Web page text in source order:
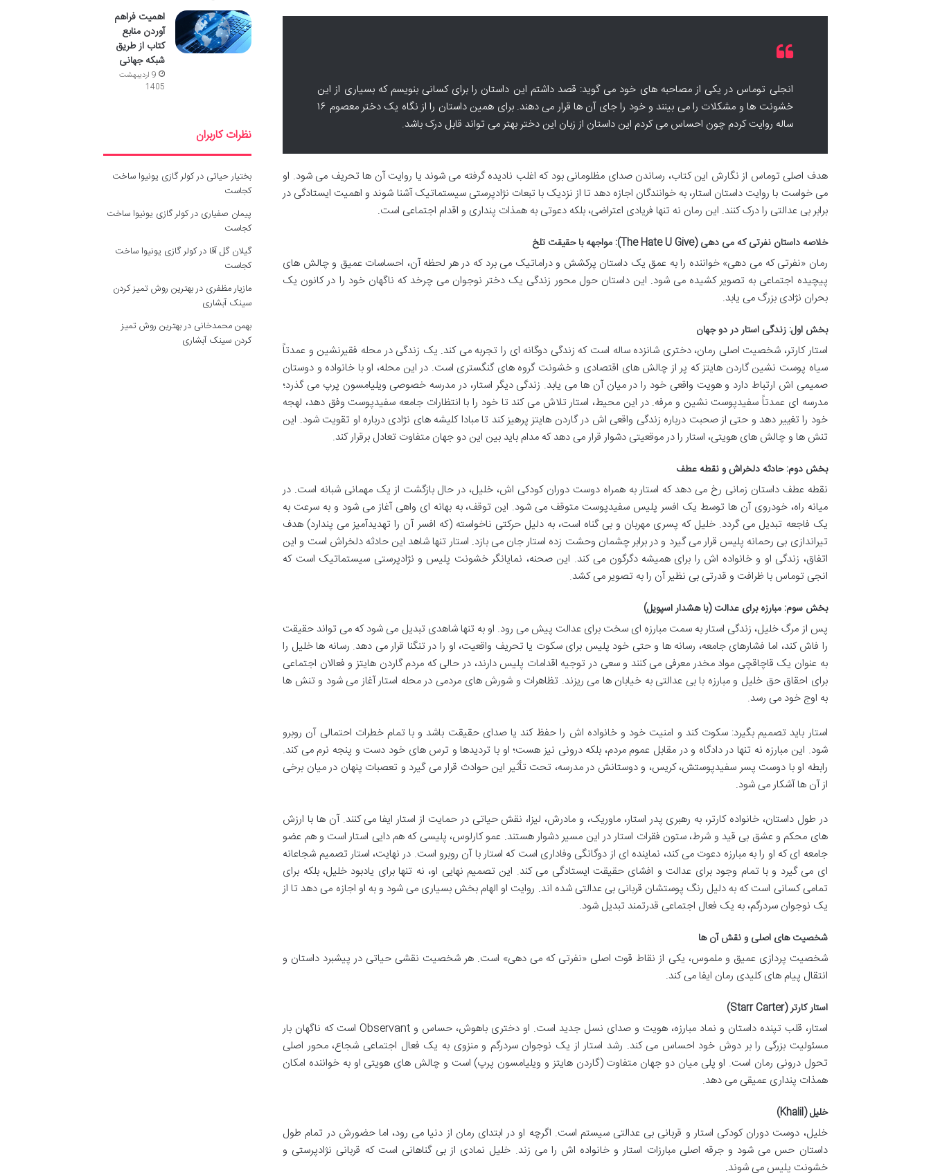
انجلی توماس در یکی از مصاحبه های خود می گوید: قصد داشتم این داستان را برای کسانی بنویسم که بسیاری از این
خشونت ها و مشکلات را می بینند و خود را جای آن ها قرار می دهند. برای همین داستان را از نگاه یک دختر معصوم ۱۶
ساله روایت کردم چون احساس می کردم این داستان از زبان این دختر بهتر می تواند قابل درک باشد.
هدف اصلی توماس از نگارش این کتاب، رساندن صدای مظلومانی بود که اغلب نادیده گرفته می شوند یا روایت آن ها تحریف می شود. او
می خواست با روایت داستان استار، به خوانندگان اجازه دهد تا از نزدیک با تبعات نژادپرستی سیستماتیک آشنا شوند و اهمیت ایستادگی در
برابر بی عدالتی را درک کنند. این رمان نه تنها فریادی اعتراضی، بلکه دعوتی به همذات پنداری و اقدام اجتماعی است.
خلاصه داستان نفرتی که می دهی (The Hate U Give): مواجهه با حقیقت تلخ
رمان «نفرتی که می دهی» خواننده را به عمق یک داستان پرکشش و دراماتیک می برد که در هر لحظه آن، احساسات عمیق و چالش های
پیچیده اجتماعی به تصویر کشیده می شود. این داستان حول محور زندگی یک دختر نوجوان می چرخد که ناگهان خود را در کانون یک
بحران نژادی بزرگ می یابد.
بخش اول: زندگی استار در دو جهان
استار کارتر، شخصیت اصلی رمان، دختری شانزده ساله است که زندگی دوگانه ای را تجربه می کند. یک زندگی در محله فقیرنشین و عمدتاً
سیاه پوست نشین گاردن هایتز که پر از چالش های اقتصادی و خشونت گروه های گنگستری است. در این محله، او با خانواده و دوستان
صمیمی اش ارتباط دارد و هویت واقعی خود را در میان آن ها می یابد. زندگی دیگر استار، در مدرسه خصوصی ویلیامسون پرپ می گذرد؛
مدرسه ای عمدتاً سفیدپوست نشین و مرفه. در این محیط، استار تلاش می کند تا خود را با انتظارات جامعه سفیدپوست وفق دهد، لهجه
خود را تغییر دهد و حتی از صحبت درباره زندگی واقعی اش در گاردن هایتز پرهیز کند تا مبادا کلیشه های نژادی درباره او تقویت شود. این
تنش ها و چالش های هویتی، استار را در موقعیتی دشوار قرار می دهد که مدام باید بین این دو جهان متفاوت تعادل برقرار کند.
بخش دوم: حادثه دلخراش و نقطه عطف
نقطه عطف داستان زمانی رخ می دهد که استار به همراه دوست دوران کودکی اش، خلیل، در حال بازگشت از یک مهمانی شبانه است. در
میانه راه، خودروی آن ها توسط یک افسر پلیس سفیدپوست متوقف می شود. این توقف، به بهانه ای واهی آغاز می شود و به سرعت به
یک فاجعه تبدیل می گردد. خلیل که پسری مهربان و بی گناه است، به دلیل حرکتی ناخواسته (که افسر آن را تهدیدآمیز می پندارد) هدف
تیراندازی بی رحمانه پلیس قرار می گیرد و در برابر چشمان وحشت زده استار جان می بازد. استار تنها شاهد این حادثه دلخراش است و این
اتفاق، زندگی او و خانواده اش را برای همیشه دگرگون می کند. این صحنه، نمایانگر خشونت پلیس و نژادپرستی سیستماتیک است که
انجی توماس با ظرافت و قدرتی بی نظیر آن را به تصویر می کشد.
بخش سوم: مبارزه برای عدالت (با هشدار اسپویل)
پس از مرگ خلیل، زندگی استار به سمت مبارزه ای سخت برای عدالت پیش می رود. او به تنها شاهدی تبدیل می شود که می تواند حقیقت
را فاش کند، اما فشارهای جامعه، رسانه ها و حتی خود پلیس برای سکوت یا تحریف واقعیت، او را در تنگنا قرار می دهد. رسانه ها خلیل را
به عنوان یک قاچاقچی مواد مخدر معرفی می کنند و سعی در توجیه اقدامات پلیس دارند، در حالی که مردم گاردن هایتز و فعالان اجتماعی
برای احقاق حق خلیل و مبارزه با بی عدالتی به خیابان ها می ریزند. تظاهرات و شورش های مردمی در محله استار آغاز می شود و تنش ها
به اوج خود می رسد.
استار باید تصمیم بگیرد: سکوت کند و امنیت خود و خانواده اش را حفظ کند یا صدای حقیقت باشد و با تمام خطرات احتمالی آن روبرو
شود. این مبارزه نه تنها در دادگاه و در مقابل عموم مردم، بلکه درونی نیز هست؛ او با تردیدها و ترس های خود دست و پنجه نرم می کند.
رابطه او با دوست پسر سفیدپوستش، کریس، و دوستانش در مدرسه، تحت تأثیر این حوادث قرار می گیرد و تعصبات پنهان در میان برخی
از آن ها آشکار می شود.
در طول داستان، خانواده کارتر، به رهبری پدر استار، ماوریک، و مادرش، لیزا، نقش حیاتی در حمایت از استار ایفا می کنند. آن ها با ارزش
های محکم و عشق بی قید و شرط، ستون فقرات استار در این مسیر دشوار هستند. عمو کارلوس، پلیسی که هم دایی استار است و هم عضو
جامعه ای که او را به مبارزه دعوت می کند، نماینده ای از دوگانگی وفاداری است که استار با آن روبرو است. در نهایت، استار تصمیم شجاعانه
ای می گیرد و با تمام وجود برای عدالت و افشای حقیقت ایستادگی می کند. این تصمیم نهایی او، نه تنها برای یادبود خلیل، بلکه برای
تمامی کسانی است که به دلیل رنگ پوستشان قربانی بی عدالتی شده اند. روایت او الهام بخش بسیاری می شود و به او اجازه می دهد تا از
یک نوجوان سردرگم، به یک فعال اجتماعی قدرتمند تبدیل شود.
شخصیت های اصلی و نقش آن ها
شخصیت پردازی عمیق و ملموس، یکی از نقاط قوت اصلی «نفرتی که می دهی» است. هر شخصیت نقشی حیاتی در پیشبرد داستان و
انتقال پیام های کلیدی رمان ایفا می کند.
استار کارتر (Starr Carter)
استار، قلب تپنده داستان و نماد مبارزه، هویت و صدای نسل جدید است. او دختری باهوش، حساس و Observant است که ناگهان بار
مسئولیت بزرگی را بر دوش خود احساس می کند. رشد استار از یک نوجوان سردرگم و منزوی به یک فعال اجتماعی شجاع، محور اصلی
تحول درونی رمان است. او پلی میان دو جهان متفاوت (گاردن هایتز و ویلیامسون پرپ) است و چالش های هویتی او به خواننده امکان
همذات پنداری عمیقی می دهد.
خلیل (Khalil)
خلیل، دوست دوران کودکی استار و قربانی بی عدالتی سیستم است. اگرچه او در ابتدای رمان از دنیا می رود، اما حضورش در تمام طول
داستان حس می شود و جرقه اصلی مبارزات استار و خانواده اش را می زند. خلیل نمادی از بی گناهانی است که قربانی نژادپرستی و
خشونت پلیس می شوند.
اهمیت فراهم
آوردن منابع
کتاب از طریق
شبکه جهانی
9 اردیبهشت
1405
نظرات کاربران
بختیار حیاتی درکولر گازی یونیوا ساخت
کجاست
پیمان صفیاری درکولر گازی یونیوا ساخت
کجاست
گیلان گل آقا درکولر گازی یونیوا ساخت
کجاست
مازیار مظفری دربهترین روش تمیز کردن
سینک آبشاری
بهمن محمدخانی دربهترین روش تمیز
کردن سینک آبشاری